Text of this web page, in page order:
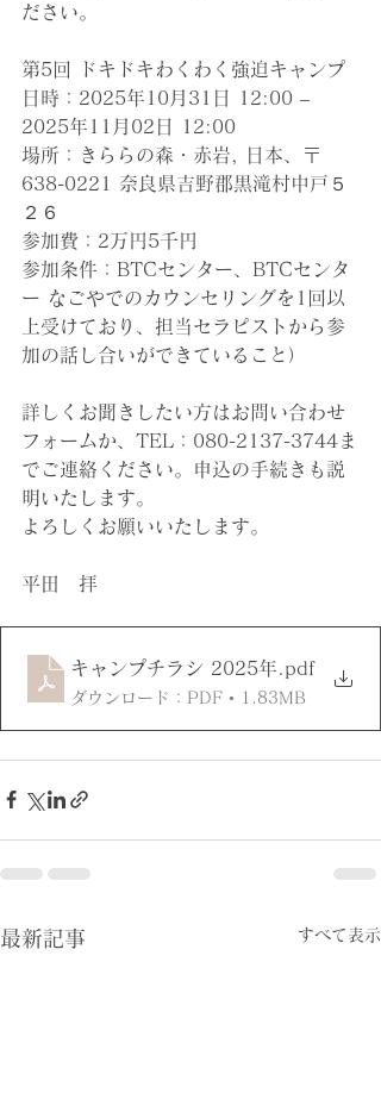
ださい。
第5回 ドキドキわくわく強迫キャンプ
日時：2025年10月31日 12:00 –
2025年11月02日 12:00
場所：きららの森・赤岩, 日本、〒
638-0221 奈良県吉野郡黒滝村中戸５
２６
参加費：2万円5千円
参加条件：BTCセンター、BTCセンタ
ー なごやでのカウンセリングを1回以
上受けており、担当セラピストから参
加の話し合いができていること）
詳しくお聞きしたい方はお問い合わせ
フォームか、TEL：080-2137-3744ま
でご連絡ください。申込の手続きも説
明いたします。
よろしくお願いいたします。
平田　拝
キャンプチラシ 2025年 .pdf
ダウンロード：PDF • 1.83MB
最新記事 すべて表示